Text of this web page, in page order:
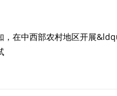
在中西部农村地区开展